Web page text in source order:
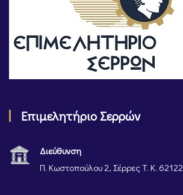
Επιμελητήριο Σερρών
Διεύθυνση
Π. Κωστοπούλου 2, Σέρρες Τ. Κ. 62122